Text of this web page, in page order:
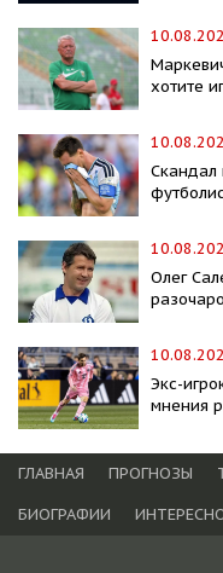
хотите
Скандал
Олег
Экс-
мнения
ГЛАВНАЯ ПРОГНОЗЫ
БИОГРАФИИ